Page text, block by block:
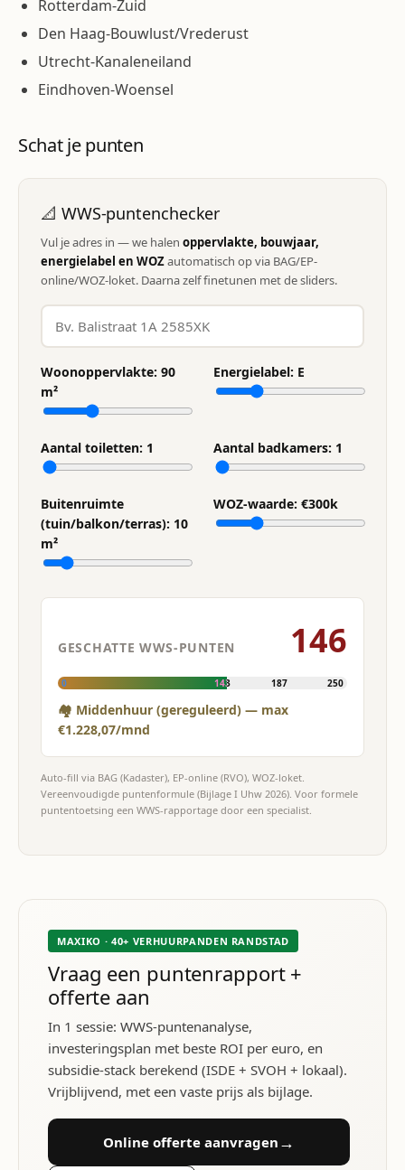
Rotterdam-Zuid
Den Haag-Bouwlust/Vrederust
Utrecht-Kanaleneiland
Eindhoven-Woensel
Schat je punten
📐 WWS-puntenchecker
Vul je adres in — we halen oppervlakte, bouwjaar,
energielabel en WOZautomatisch op via BAG/EP-
online/WOZ-loket. Daarna zelf finetunen met de sliders.
Woonoppervlakte: 90
m²
Energielabel: E
Aantal toiletten: 1 Aantal badkamers: 1
Buitenruimte
(tuin/balkon/terras): 10
m²
WOZ-waarde: €300k
GESCHATTE WWS-PUNTEN 146
0 143 187 250
🏘 Middenhuur (gereguleerd) — max
€1.228,07/mnd
Auto-fill via BAG (Kadaster), EP-online (RVO), WOZ-loket.
Vereenvoudigde puntenformule (Bijlage I Uhw 2026). Voor formele
puntentoetsing een WWS-rapportage door een specialist.
MAXIKO · 40+ VERHUURPANDEN RANDSTAD
Vraag een puntenrapport +
offerte aan
In 1 sessie: WWS-puntenanalyse,
investeringsplan met beste ROI per euro, en
subsidie-stack berekend (ISDE + SVOH + lokaal).
Vrijblijvend, met een vaste prijs als bijlage.
Online offerte aanvragen →